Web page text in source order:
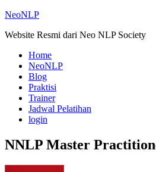
NeoNLP
Website Resmi dari Neo NLP Society
Home
NeoNLP
Blog
Praktisi
Trainer
Jadwal Pelatihan
login
NNLP Master